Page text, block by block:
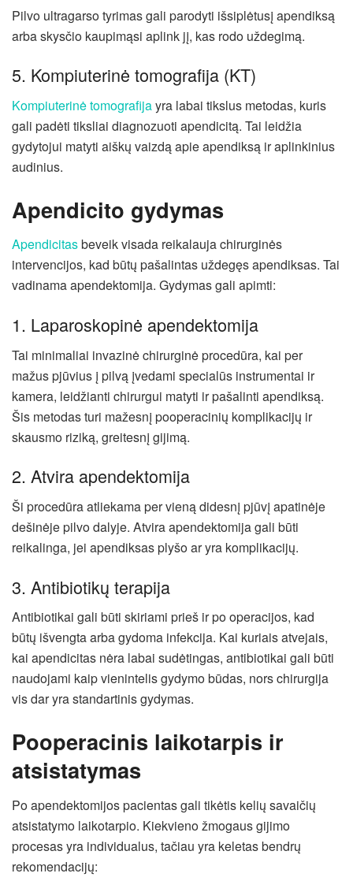
Pilvo ultragarso tyrimas gali parodyti išsiplėtusį apendiksą
arba skysčio kaupimąsi aplink jį, kas rodo uždegimą.
5. Kompiuterinė tomografija (KT)
Kompiuterinė tomografijayra labai tikslus metodas, kuris
gali padėti tiksliai diagnozuoti apendicitą. Tai leidžia
gydytojui matyti aiškų vaizdą apie apendiksą ir aplinkinius
audinius.
Apendicito gydymas
Apendicitasbeveik visada reikalauja chirurginės
intervencijos, kad būtų pašalintas uždegęs apendiksas. Tai
vadinama apendektomija. Gydymas gali apimti:
1. Laparoskopinė apendektomija
Tai minimaliai invazinė chirurginė procedūra, kai per
mažus pjūvius į pilvą įvedami specialūs instrumentai ir
kamera, leidžianti chirurgui matyti ir pašalinti apendiksą.
Šis metodas turi mažesnį pooperacinių komplikacijų ir
skausmo riziką, greitesnį gijimą.
2. Atvira apendektomija
Ši procedūra atliekama per vieną didesnį pjūvį apatinėje
dešinėje pilvo dalyje. Atvira apendektomija gali būti
reikalinga, jei apendiksas plyšo ar yra komplikacijų.
3. Antibiotikų terapija
Antibiotikai gali būti skiriami prieš ir po operacijos, kad
būtų išvengta arba gydoma infekcija. Kai kuriais atvejais,
kai apendicitas nėra labai sudėtingas, antibiotikai gali būti
naudojami kaip vienintelis gydymo būdas, nors chirurgija
vis dar yra standartinis gydymas.
Pooperacinis laikotarpis ir
atsistatymas
Po apendektomijos pacientas gali tikėtis kelių savaičių
atsistatymo laikotarpio. Kiekvieno žmogaus gijimo
procesas yra individualus, tačiau yra keletas bendrų
rekomendacijų: